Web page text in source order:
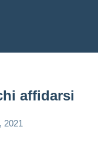
affidarsi
2021